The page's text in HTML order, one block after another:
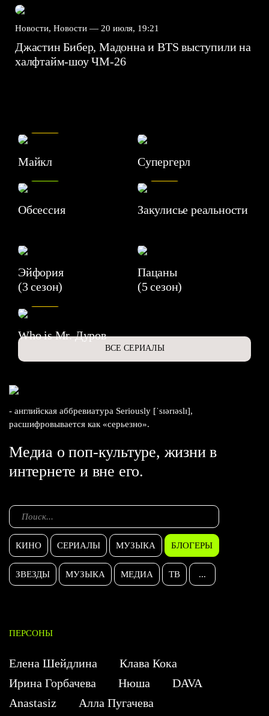
Новости, Новости — 20 июля, 19:21
Джастин Бибер, Мадонна и BTS выступили на
халфтайм-шоу ЧМ-26
Майкл Супергерл
8.2
Обсессия
7.1
Закулисье реальности
Эйфория
(3 сезон)
Пацаны
(5 сезон)
Who is Mr. Дуров
ВСЕ СЕРИАЛЫ
- английская аббревиатура Seriously [ˈsɪərɪəslɪ],
расшифровывается как «серьезно».
Медиа о поп-культуре, жизни в
интернете и вне его.
КИНО СЕРИАЛЫ МУЗЫКА БЛОГЕРЫ
ЗВЕЗДЫ МУЗЫКА МЕДИА ТВ ...
ПЕРСОНЫ
Елена Шейдлина
Клава Кока
Ирина Горбачева
Нюша
DAVA
Anastasiz
Алла Пугачева